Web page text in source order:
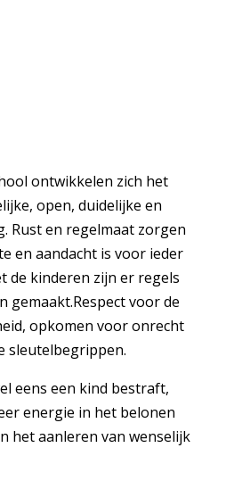
ontwikkelen zich het
open, duidelijke en
Rust en regelmaat zorgen
en aandacht is voor ieder
de kinderen zijn er regels
gemaakt.Respect voor de
opkomen voor onrecht
sleutelbegrippen.
eens een kind bestraft,
energie in het belonen
het aanleren van wenselijk